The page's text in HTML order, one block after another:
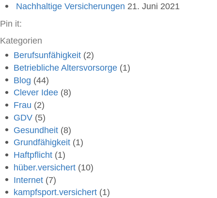
Nachhaltige Versicherungen 21. Juni 2021
Pin it:
Kategorien
Berufsunfähigkeit (2)
Betriebliche Altersvorsorge (1)
Blog (44)
Clever Idee (8)
Frau (2)
GDV (5)
Gesundheit (8)
Grundfähigkeit (1)
Haftpflicht (1)
hüber.versichert (10)
Internet (7)
kampfsport.versichert (1)